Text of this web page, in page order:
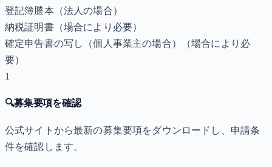
登記簿謄本（法人の場合）
納税証明書（場合により必要）
確定申告書の写し（個人事業主の場合）
（場合により必
要）
1
🔍募集要項を確認
公式サイトから最新の募集要項をダウンロードし、申請条
件を確認します。